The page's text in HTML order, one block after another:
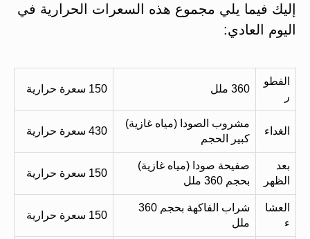
إليك فيما يلي مجموع هذه السعرات الحرارية في
اليوم العادي:
الفطو
ر
360 ملل 150 سعرة حرارية
الغداء
مشروب الصودا (مياه غازية)
كبير الحجم
430 سعرة حرارية
بعد
الظهر
صفيحة صودا (مياه غازية)
بحجم 360 ملل
150 سعرة حرارية
العشا
ء
شراب الفاكهة بحجم 360
ملل
150 سعرة حرارية